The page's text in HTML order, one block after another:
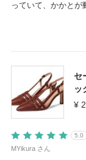
っていて、かかとが
セ
ッ
¥
5.0
MYikura さん